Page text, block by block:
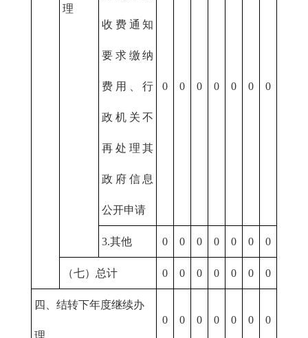
理
收费通知
要求缴纳
费用、行
政机关不
再处理其
政府信息
公开申请
0 0 0 0 0 0 0
3.其他 0 0 0 0 0 0 0
（七）总计 0 0 0 0 0 0 0
四、结转下年度继续办
理
0 0 0 0 0 0 0